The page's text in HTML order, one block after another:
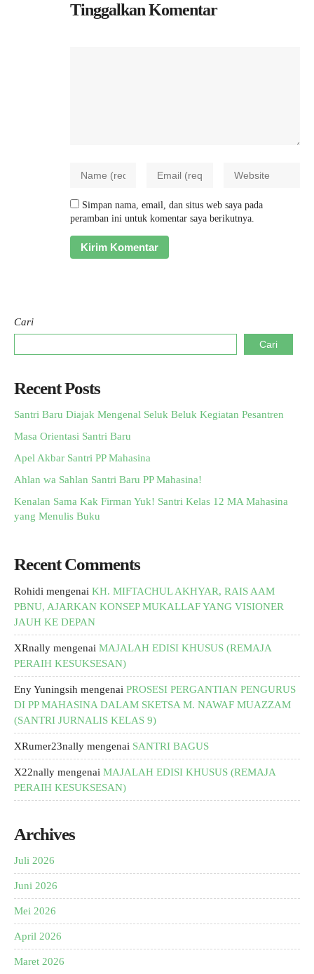
Tinggalkan Komentar
Simpan nama, email, dan situs web saya pada
peramban ini untuk komentar saya berikutnya.
Cari
Cari
Recent Posts
Santri Baru Diajak Mengenal Seluk Beluk Kegiatan Pesantren
Masa Orientasi Santri Baru
Apel Akbar Santri PP Mahasina
Ahlan wa Sahlan Santri Baru PP Mahasina!
Kenalan Sama Kak Firman Yuk! Santri Kelas 12 MA Mahasina
yang Menulis Buku
Recent Comments
Rohidi mengenai KH. MIFTACHUL AKHYAR, RAIS AAM
PBNU, AJARKAN KONSEP MUKALLAF YANG VISIONER
JAUH KE DEPAN
XRnally mengenai MAJALAH EDISI KHUSUS (REMAJA
PERAIH KESUKSESAN)
Eny Yuningsih mengenai PROSESI PERGANTIAN PENGURUS
DI PP MAHASINA DALAM SKETSA M. NAWAF MUAZZAM
(SANTRI JURNALIS KELAS 9)
XRumer23nally mengenai SANTRI BAGUS
X22nally mengenai MAJALAH EDISI KHUSUS (REMAJA
PERAIH KESUKSESAN)
Archives
Juli 2026
Juni 2026
Mei 2026
April 2026
Maret 2026